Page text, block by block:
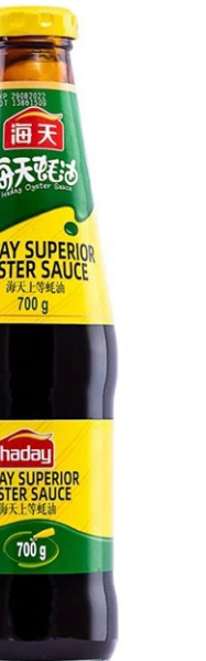
(68)
(38)
(20)